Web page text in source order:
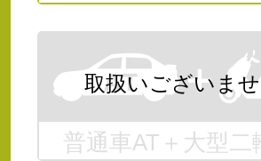
普通車AT＋大型二